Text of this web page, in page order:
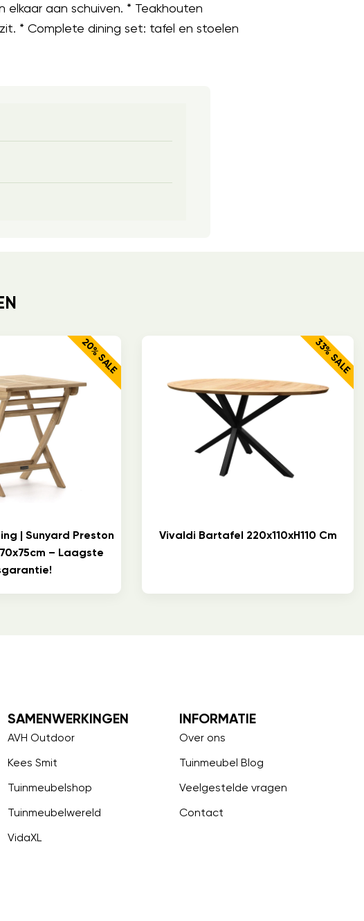
aan schuiven. * Teakhouten
* Complete dining set: tafel en stoelen
20% SALE
| Sunyard Preston
– Laagste
33% SALE
Vivaldi Bartafel 220x110xH110 Cm
SAMENWERKINGEN
AVH Outdoor
Kees Smit
Tuinmeubelshop
Tuinmeubelwereld
VidaXL
INFORMATIE
Over ons
Tuinmeubel Blog
Veelgestelde vragen
Contact